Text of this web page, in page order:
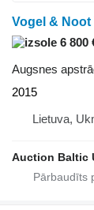
Vogel & Noot
6 800
Augsnes
2015
Lietuva,
Auction Baltic